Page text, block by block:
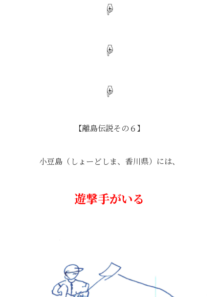
☟
☟
☟
【離島伝説その６】
小豆島（しょーどしま、香川県）には、
遊撃手がいる